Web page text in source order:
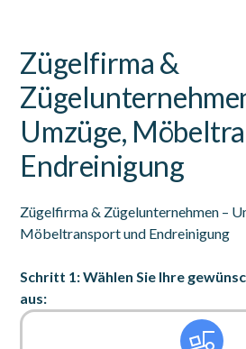
Zügelfirma &
Umzüge,
Endreinigung
Zügelfirma & Zügelunternehmen –
Möbeltransport und Endreinigung
Schritt 1: Wählen Sie Ihre
aus: